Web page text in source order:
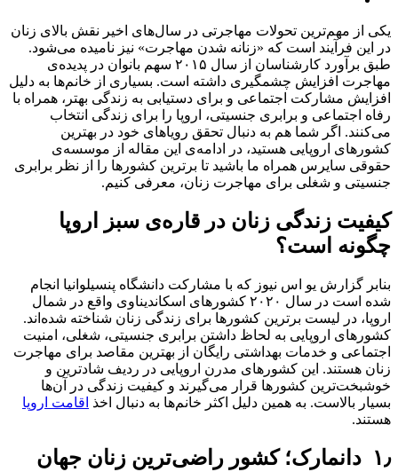
یکی از مهم‌ترین تحولات مهاجرتی در سال‌های اخیر نقش بالای زنان
در این فرآیند است که «زنانه شدن مهاجرت» نیز نامیده می‌شود.
طبق برآورد کارشناسان از سال ۲۰۱۵ سهم بانوان در پدیده‌ی
مهاجرت افزایش چشمگیری داشته است. بسیاری از خانم‌ها به دلیل
افزایش مشارکت اجتماعی و برای دستیابی به زندگی بهتر، همراه با
رفاه اجتماعی و برابری جنسیتی، اروپا را برای زندگی انتخاب
می‌کنند. اگر شما هم به دنبال تحقق رویاهای خود در بهترین
کشورهای اروپایی هستید، در ادامه‌ی این مقاله از موسسه‌ی
حقوقی سایرس همراه ما باشید تا برترین کشورها را از نظر برابری
جنسیتی و شغلی برای مهاجرت زنان، معرفی کنیم.
کیفیت زندگی زنان در قاره‌ی سبز اروپا
چگونه است؟
بنابر گزارش یو اس نیوز که با مشارکت دانشگاه پنسیلوانیا انجام
شده است در سال ۲۰۲۰ کشورهای اسکاندیناوی واقع در شمال
اروپا، در لیست برترین کشورها برای زندگی زنان شناخته شده‌اند.
کشورهای اروپایی به لحاظ داشتن برابری جنسیتی، شغلی، امنیت
اجتماعی و خدمات بهداشتی رایگان از بهترین مقاصد برای مهاجرت
زنان هستند. این کشورهای مدرن اروپایی در ردیف شادترین و
خوشبخت‌ترین کشورها قرار می‌گیرند و کیفیت زندگی در آن‌ها
بسیار بالاست. به همین دلیل اکثر خانم‌ها به دنبال اخذ اقامت اروپا
هستند.
۱٫ دانمارک؛ کشور راضی‌ترین زنان جهان